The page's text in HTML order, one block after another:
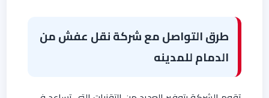
طرق التواصل مع شركة نقل عفش من
الدمام للمدينه